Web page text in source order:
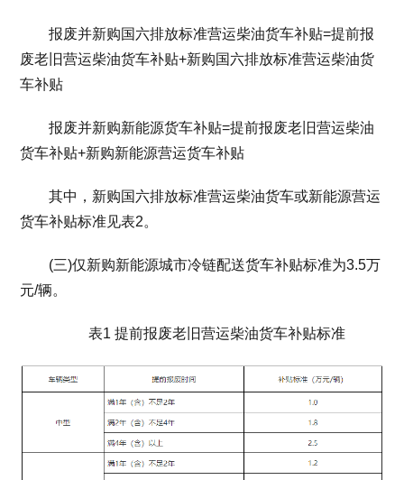
报废并新购国六排放标准营运柴油货车补贴=提前报
废老旧营运柴油货车补贴+新购国六排放标准营运柴油货
车补贴
报废并新购新能源货车补贴=提前报废老旧营运柴油
货车补贴+新购新能源营运货车补贴
其中，新购国六排放标准营运柴油货车或新能源营运
货车补贴标准见表2。
(三)仅新购新能源城市冷链配送货车补贴标准为3.5万
元/辆。
表1 提前报废老旧营运柴油货车补贴标准